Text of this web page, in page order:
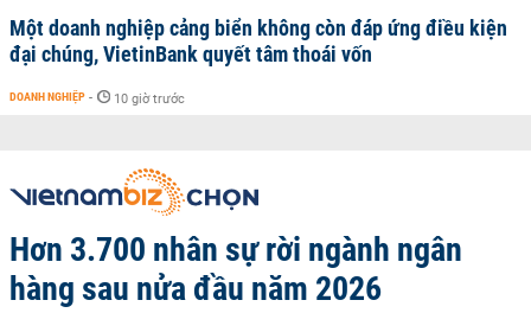
Một doanh nghiệp cảng biển không còn đáp ứng điều kiện
đại chúng, VietinBank quyết tâm thoái vốn
DOANH NGHIỆP - 10 giờ trước
Hơn 3.700 nhân sự rời ngành ngân
hàng sau nửa đầu năm 2026